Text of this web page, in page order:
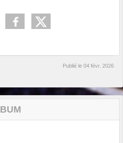
Publié le 04 févr. 2026